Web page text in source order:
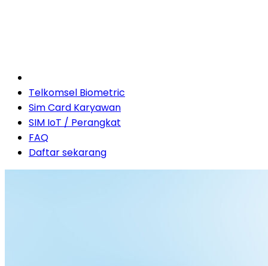
Telkomsel Biometric
Sim Card Karyawan
SIM IoT / Perangkat
FAQ
Daftar sekarang